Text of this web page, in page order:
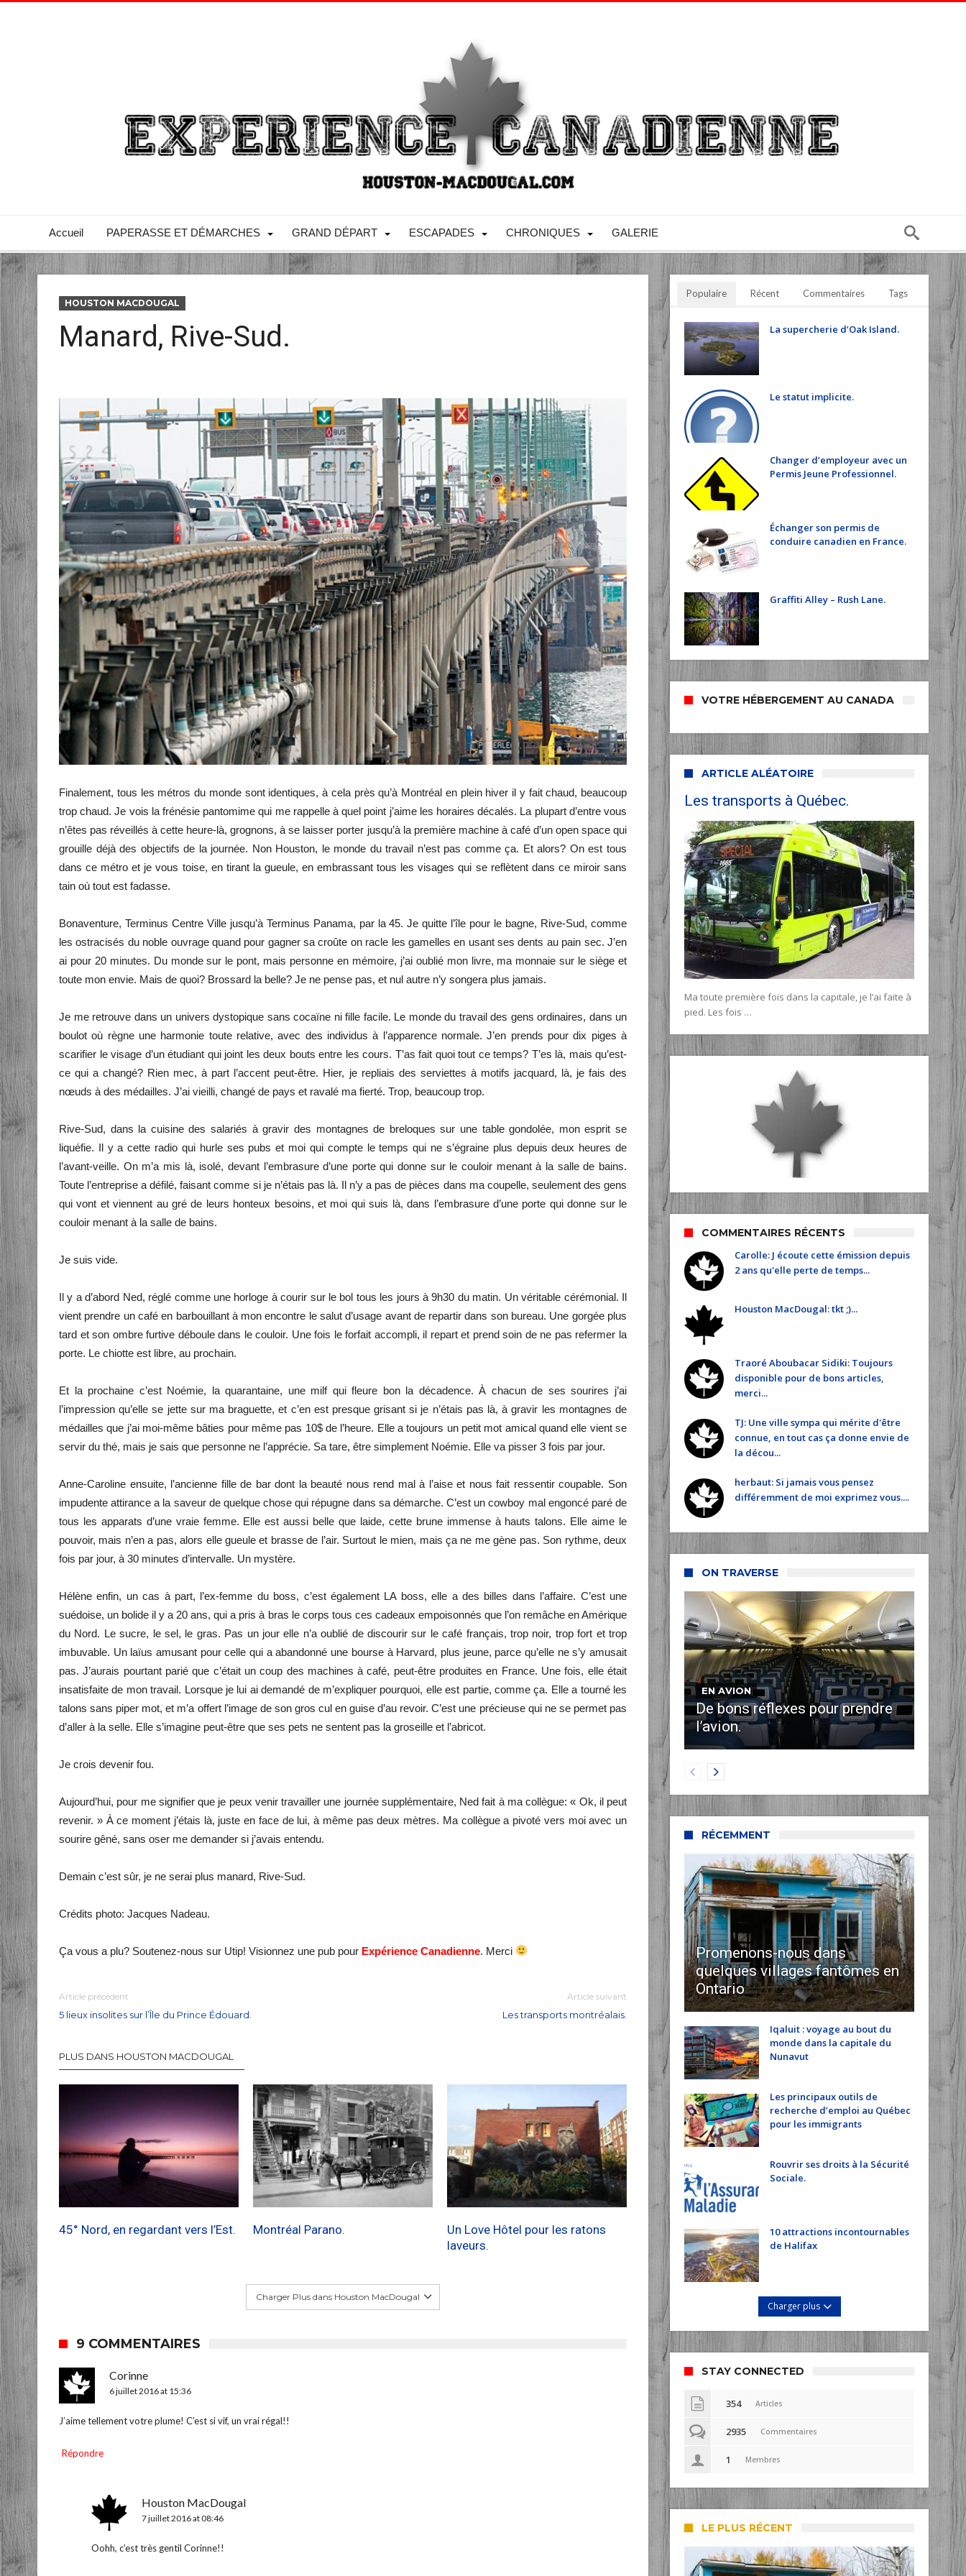
Accueil PAPERASSE ET DÉMARCHES GRAND DÉPART ESCAPADES CHRONIQUES GALERIE
HOUSTON MACDOUGAL
Manard, Rive-Sud.
Finalement, tous les métros du monde sont identiques, à cela près qu’à Montréal en plein hiver il y fait chaud, beaucoup
trop chaud. Je vois la frénésie pantomime qui me rappelle à quel point j’aime les horaires décalés. La plupart d’entre vous
n’êtes pas réveillés à cette heure-là, grognons, à se laisser porter jusqu’à la première machine à café d’un open space qui
grouille déjà des objectifs de la journée. Non Houston, le monde du travail n’est pas comme ça. Et alors? On est tous
dans ce métro et je vous toise, en tirant la gueule, en embrassant tous les visages qui se reflètent dans ce miroir sans
tain où tout est fadasse.
Bonaventure, Terminus Centre Ville jusqu’à Terminus Panama, par la 45. Je quitte l’île pour le bagne, Rive-Sud, comme
les ostracisés du noble ouvrage quand pour gagner sa croûte on racle les gamelles en usant ses dents au pain sec. J’en
ai pour 20 minutes. Du monde sur le pont, mais personne en mémoire, j’ai oublié mon livre, ma monnaie sur le siège et
toute mon envie. Mais de quoi? Brossard la belle? Je ne pense pas, et nul autre n’y songera plus jamais.
Je me retrouve dans un univers dystopique sans cocaïne ni fille facile. Le monde du travail des gens ordinaires, dans un
boulot où règne une harmonie toute relative, avec des individus à l’apparence normale. J’en prends pour dix piges à
scarifier le visage d’un étudiant qui joint les deux bouts entre les cours. T’as fait quoi tout ce temps? T’es là, mais qu’est-
ce qui a changé? Rien mec, à part l’accent peut-être. Hier, je repliais des serviettes à motifs jacquard, là, je fais des
nœuds à des médailles. J’ai vieilli, changé de pays et ravalé ma fierté. Trop, beaucoup trop.
Rive-Sud, dans la cuisine des salariés à gravir des montagnes de breloques sur une table gondolée, mon esprit se
liquéfie. Il y a cette radio qui hurle ses pubs et moi qui compte le temps qui ne s’égraine plus depuis deux heures de
l’avant-veille. On m’a mis là, isolé, devant l’embrasure d’une porte qui donne sur le couloir menant à la salle de bains.
Toute l’entreprise a défilé, faisant comme si je n’étais pas là. Il n’y a pas de pièces dans ma coupelle, seulement des gens
qui vont et viennent au gré de leurs honteux besoins, et moi qui suis là, dans l’embrasure d’une porte qui donne sur le
couloir menant à la salle de bains.
Je suis vide.
Il y a d’abord Ned, réglé comme une horloge à courir sur le bol tous les jours à 9h30 du matin. Un véritable cérémonial. Il
vient prendre un café en barbouillant à mon encontre le salut d’usage avant de repartir dans son bureau. Une gorgée plus
tard et son ombre furtive déboule dans le couloir. Une fois le forfait accompli, il repart et prend soin de ne pas refermer la
porte. Le chiotte est libre, au prochain.
Et la prochaine c’est Noémie, la quarantaine, une milf qui fleure bon la décadence. À chacun de ses sourires j’ai
l’impression qu’elle se jette sur ma braguette, et c’en est presque grisant si je n’étais pas là, à gravir les montagnes de
médailles que j’ai moi-même bâties pour même pas 10$ de l’heure. Elle a toujours un petit mot amical quand elle vient se
servir du thé, mais je sais que personne ne l’apprécie. Sa tare, être simplement Noémie. Elle va pisser 3 fois par jour.
Anne-Caroline ensuite, l’ancienne fille de bar dont la beauté nous rend mal à l’aise et nous fait ressentir coupable. Son
impudente attirance a la saveur de quelque chose qui répugne dans sa démarche. C’est un cowboy mal engoncé paré de
tous les apparats d’une vraie femme. Elle est aussi belle que laide, cette brune immense à hauts talons. Elle aime le
pouvoir, mais n’en a pas, alors elle gueule et brasse de l’air. Surtout le mien, mais ça ne me gène pas. Son rythme, deux
fois par jour, à 30 minutes d’intervalle. Un mystère.
Hélène enfin, un cas à part, l’ex-femme du boss, c’est également LA boss, elle a des billes dans l’affaire. C’est une
suédoise, un bolide il y a 20 ans, qui a pris à bras le corps tous ces cadeaux empoisonnés que l’on remâche en Amérique
du Nord. Le sucre, le sel, le gras. Pas un jour elle n’a oublié de discourir sur le café français, trop noir, trop fort et trop
imbuvable. Un laïus amusant pour celle qui a abandonné une bourse à Harvard, plus jeune, parce qu’elle ne s’y amusait
pas. J’aurais pourtant parié que c’était un coup des machines à café, peut-être produites en France. Une fois, elle était
insatisfaite de mon travail. Lorsque je lui ai demandé de m’expliquer pourquoi, elle est partie, comme ça. Elle a tourné les
talons sans piper mot, et m’a offert l’image de son gros cul en guise d’au revoir. C’est une précieuse qui ne se permet pas
d’aller à la selle. Elle s’imagine peut-être que ses pets ne sentent pas la groseille et l’abricot.
Je crois devenir fou.
Aujourd’hui, pour me signifier que je peux venir travailler une journée supplémentaire, Ned fait à ma collègue: « Ok, il peut
revenir. » À ce moment j’étais là, juste en face de lui, à même pas deux mètres. Ma collègue a pivoté vers moi avec un
sourire gêné, sans oser me demander si j’avais entendu.
Demain c’est sûr, je ne serai plus manard, Rive-Sud.
Crédits photo: Jacques Nadeau.
Ça vous a plu? Soutenez-nous sur Utip! Visionnez une pub pour Expérience Canadienne. Merci
Article précédent
5 lieux insolites sur l’Île du Prince Édouard.
Article suivant
Les transports montréalais.
PLUS DANS HOUSTON MACDOUGAL
45° Nord, en regardant vers l’Est. Montréal Parano.
Un Love Hôtel pour les ratons
laveurs.
Charger Plus dans Houston MacDougal
9 COMMENTAIRES
Corinne
6 juillet 2016 at 15:36
J’aime tellement votre plume! C’est si vif, un vrai régal!!
Répondre
Houston MacDougal
7 juillet 2016 at 08:46
Oohh, c’est très gentil Corinne!!
Populaire Récent Commentaires Tags
La supercherie d’Oak Island.
Le statut implicite.
Changer d’employeur avec un
Permis Jeune Professionnel.
Échanger son permis de
conduire canadien en France.
Graffiti Alley – Rush Lane.
VOTRE HÉBERGEMENT AU CANADA
ARTICLE ALÉATOIRE
Les transports à Québec.
Ma toute première fois dans la capitale, je l’ai faite à
pied. Les fois …
COMMENTAIRES RÉCENTS
Carolle: J écoute cette émission depuis
2 ans qu'elle perte de temps...
Houston MacDougal: tkt ;)...
Traoré Aboubacar Sidiki: Toujours
disponible pour de bons articles,
merci...
TJ: Une ville sympa qui mérite d'être
connue, en tout cas ça donne envie de
la décou...
herbaut: Si jamais vous pensez
différemment de moi exprimez vous....
ON TRAVERSE
EN AVION
De bons réflexes pour prendre
l’avion.
RÉCEMMENT
Promenons-nous dans
quelques villages fantômes en
Ontario
Iqaluit : voyage au bout du
monde dans la capitale du
Nunavut
Les principaux outils de
recherche d’emploi au Québec
pour les immigrants
Rouvrir ses droits à la Sécurité
Sociale.
10 attractions incontournables
de Halifax
Charger plus
STAY CONNECTED
354 Articles
2935 Commentaires
1 Membres
LE PLUS RÉCENT